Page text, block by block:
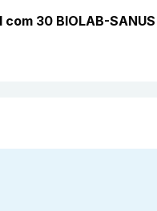
30 BIOLAB-SANUS